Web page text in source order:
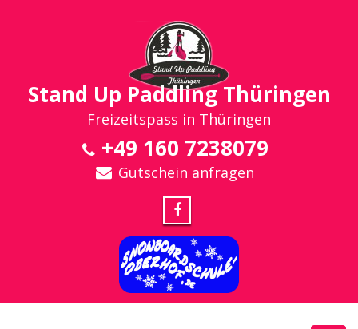
Stand Up Paddling Thüringen
Freizeitspass in Thüringen
+49 160 7238079
Gutschein anfragen